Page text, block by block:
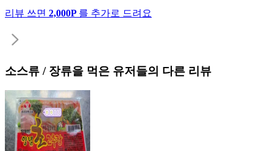
리뷰 쓰면 2,000P 를 추가로 드려요
소스류 / 장류을 먹은 유저들의 다른 리뷰